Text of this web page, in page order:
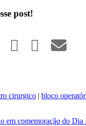
post!
cirurgico | bloco
em comemoração do Dia